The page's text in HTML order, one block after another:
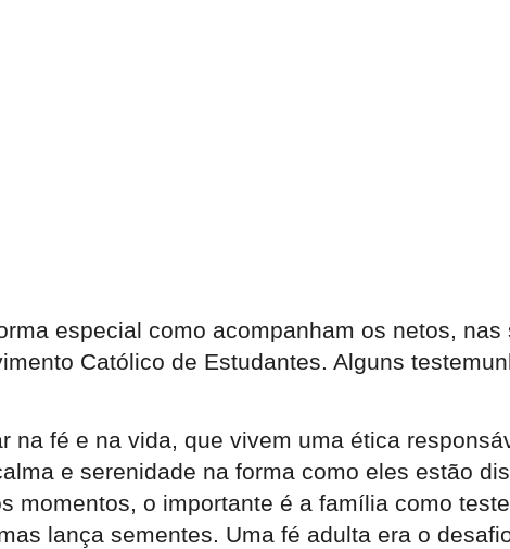
especial como acompanham os netos,
Católico de Estudantes. Alguns
fé e na vida, que vivem uma ética
e serenidade na forma como eles estão
momentos, o importante é a família como
lança sementes. Uma fé adulta era o